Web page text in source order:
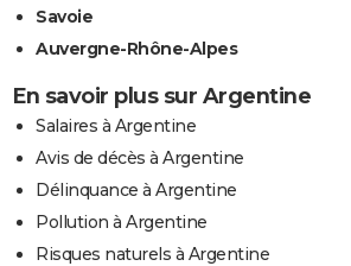
Savoie
Auvergne-Rhône-Alpes
En savoir plus sur Argentine
Salaires à Argentine
Avis de décès à Argentine
Délinquance à Argentine
Pollution à Argentine
Risques naturels à Argentine